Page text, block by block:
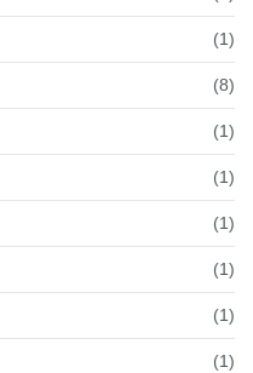
(1)
(8)
(1)
(1)
(1)
(1)
(1)
(1)